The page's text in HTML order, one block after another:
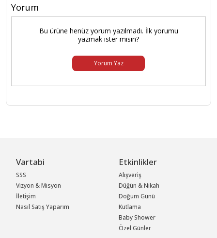
Yorum
Bu ürüne henüz yorum yazılmadı. İlk yorumu
yazmak ister misin?
Yorum Yaz
Vartabi
SSS
Vizyon & Misyon
İletişim
Nasıl Satış Yaparım
Etkinlikler
Alışveriş
Düğün & Nikah
Doğum Günü
Kutlama
Baby Shower
Özel Günler